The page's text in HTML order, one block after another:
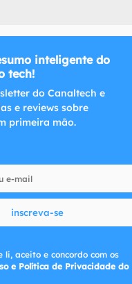
inteligente do
tech!
do Canaltech e
e reviews sobre
primeira mão.
inscreva-se
li, aceito e concordo com os
e Política de Privacidade do